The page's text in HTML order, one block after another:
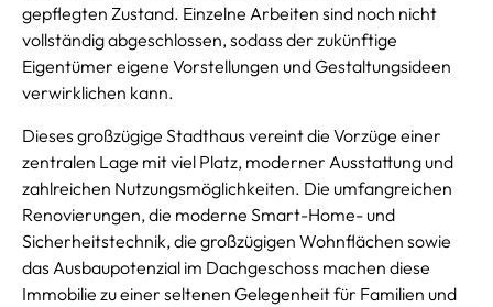
gepflegten Zustand. Einzelne Arbeiten sind noch nicht
vollständig abgeschlossen, sodass der zukünftige
Eigentümer eigene Vorstellungen und Gestaltungsideen
verwirklichen kann.
Dieses großzügige Stadthaus vereint die Vorzüge einer
zentralen Lage mit viel Platz, moderner Ausstattung und
zahlreichen Nutzungsmöglichkeiten. Die umfangreichen
Renovierungen, die moderne Smart-Home- und
Sicherheitstechnik, die großzügigen Wohnflächen sowie
das Ausbaupotenzial im Dachgeschoss machen diese
Immobilie zu einer seltenen Gelegenheit für Familien und